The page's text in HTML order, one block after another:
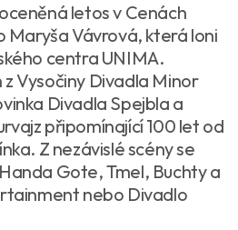
letos v Cenách
Maryša Vávrová, která loni
centra UNIMA.
Vysočiny Divadla Minor
Divadla Spejbla a
připomínající 100 let od
Z nezávislé scény se
Gote, Tmel, Buchty a
nebo Divadlo